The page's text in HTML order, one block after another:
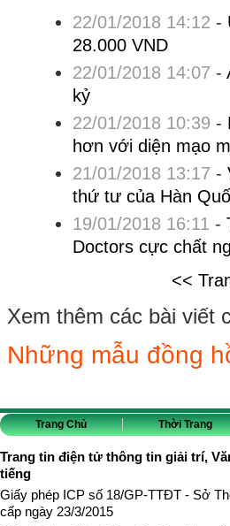
22/01/2018 14:12 -
28.000 VND
22/01/2018 14:07 -
kỷ
22/01/2018 10:39 -
hơn với diện mạo
21/01/2018 13:17 -
thứ tư của Hàn
19/01/2018 16:11 -
Doctors cực chất
<<
Xem thêm các bài viết
Những mẫu đồng
Trang Chủ Thời Trang
Trang tin điện tử thông tin giải trí,
tiếng
Giấy phép ICP số 18/GP-TTĐT - Sở
cấp ngày 23/3/2015